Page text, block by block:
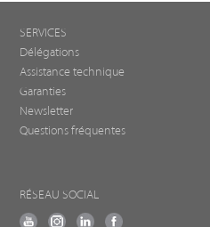
SERVICES
Délégations
Assistance technique
Garanties
Newsletter
Questions fréquentes
RÉSEAU SOCIAL